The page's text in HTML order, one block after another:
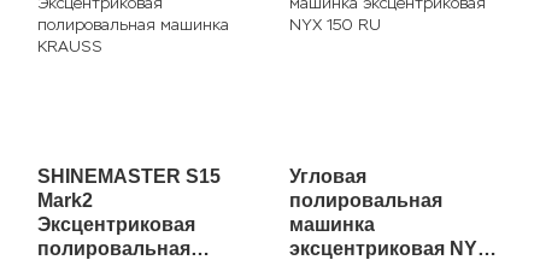
SHINEMASTER S15
Mark2
Эксцентриковая
полировальная
Угловая
полировальная
машинка
эксцентриковая NYX